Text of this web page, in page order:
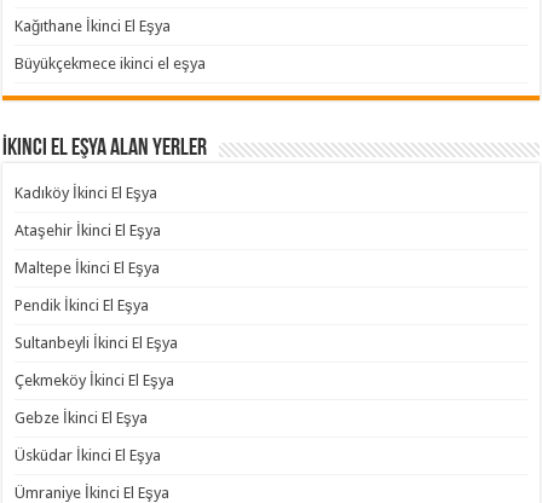
Kağıthane İkinci El Eşya
Büyükçekmece ikinci el eşya
İkinci El Eşya Alan Yerler
Kadıköy İkinci El Eşya
Ataşehir İkinci El Eşya
Maltepe İkinci El Eşya
Pendik İkinci El Eşya
Sultanbeyli İkinci El Eşya
Çekmeköy İkinci El Eşya
Gebze İkinci El Eşya
Üsküdar İkinci El Eşya
Ümraniye İkinci El Eşya